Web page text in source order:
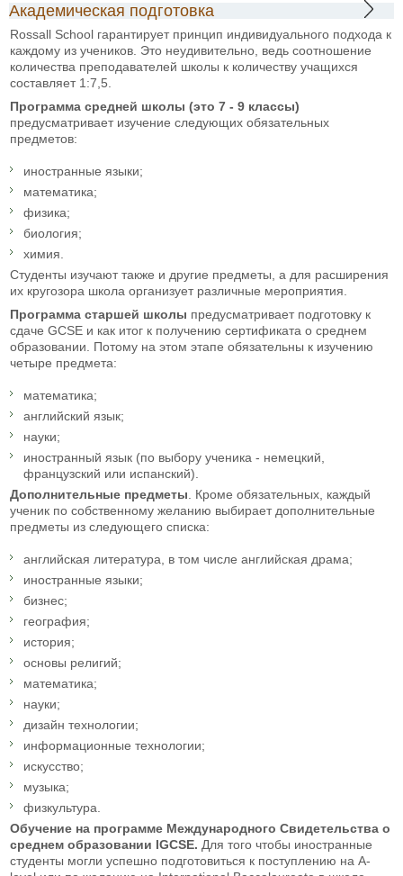
Академическая подготовка
Rossall School гарантирует принцип индивидуального подхода к
каждому из учеников. Это неудивительно, ведь соотношение
количества преподавателей школы к количеству учащихся
составляет 1:7,5.
Программа средней школы (это 7 - 9 классы)
предусматривает изучение следующих обязательных
предметов:
иностранные языки;
математика;
физика;
биология;
химия.
Студенты изучают также и другие предметы, а для расширения
их кругозора школа организует различные мероприятия.
Программа старшей школы предусматривает подготовку к
сдаче GCSE и как итог к получению сертификата о среднем
образовании. Потому на этом этапе обязательны к изучению
четыре предмета:
математика;
английский язык;
науки;
иностранный язык (по выбору ученика - немецкий,
французский или испанский).
Дополнительные предметы . Кроме обязательных, каждый
ученик по собственному желанию выбирает дополнительные
предметы из следующего списка:
английская литература, в том числе английская драма;
иностранные языки;
бизнес;
география;
история;
основы религий;
математика;
науки;
дизайн технологии;
информационные технологии;
искусство;
музыка;
физкультура.
Обучение на программе Международного Свидетельства о
среднем образовании IGCSE. Для того чтобы иностранные
студенты могли успешно подготовиться к поступлению на A-